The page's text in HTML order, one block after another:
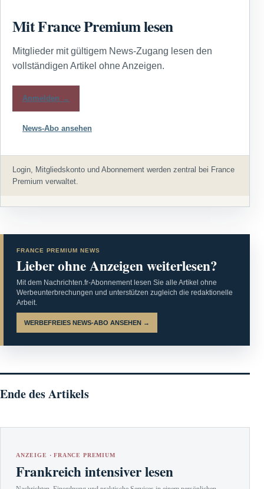
Mit France Premium lesen
Mitglieder mit gültigem News-Zugang lesen den
vollständigen Artikel ohne Anzeigen.
Anmelden →
News-Abo ansehen
Login, Mitgliedskonto und Abonnement werden zentral bei France
Premium verwaltet.
FRANCE PREMIUM NEWS
Lieber ohne Anzeigen weiterlesen?
Mit dem Nachrichten.fr-Abonnement lesen Sie alle Artikel ohne
Werbeunterbrechungen und unterstützen zugleich die redaktionelle
Arbeit.
WERBEFREIES NEWS-ABO ANSEHEN →
Ende des Artikels
ANZEIGE · FRANCE PREMIUM
Frankreich intensiver lesen